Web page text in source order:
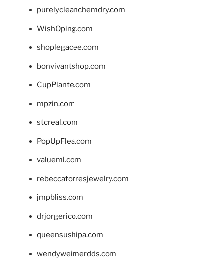
purelycleanchemdry.com
WishOping.com
shoplegacee.com
bonvivantshop.com
CupPlante.com
mpzin.com
stcreal.com
PopUpFlea.com
valueml.com
rebeccatorresjewelry.com
jmpbliss.com
drjorgerico.com
queensushipa.com
wendyweimerdds.com